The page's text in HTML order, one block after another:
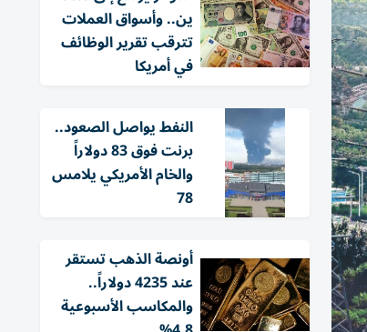
ين.. وأسواق العملات
تترقب تقرير الوظائف
في أمريكا
النفط يواصل الصعود..
برنت فوق 83 دولاراً
والخام الأمريكي يلامس
78
أونصة الذهب تستقر
عند 4235 دولاراً..
والمكاسب الأسبوعية